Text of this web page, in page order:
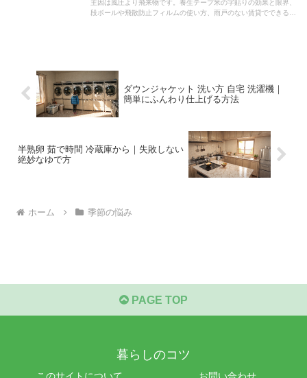
主因は風圧より飛来物です。養生テープ米の字貼りの効果と限界、
段ボールや飛散防止フィルムの使い方、雨戸のない賃貸でできる工
ダウンジャケット 洗い方 自宅 洗濯機｜
簡単にふんわり仕上げる方法
半熟卵 茹で時間 冷蔵庫から｜失敗しない
絶妙なゆで方
ホーム 季節の悩み
PAGE TOP
暮らしのコツ